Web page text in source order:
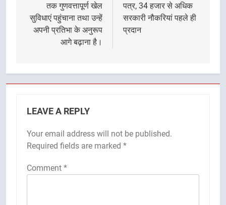
तक गुणवत्तापूर्ण खेल
सुविधाएं पहुंचाना तथा उन्हें
अपनी प्रतिभा के अनुरूप
आगे बढ़ाना है।
पत्र, 34 हजार से अधिक
सरकारी नौकरियां पहले ही
प्रदान
LEAVE A REPLY
Your email address will not be published.
Required fields are marked *
Comment *